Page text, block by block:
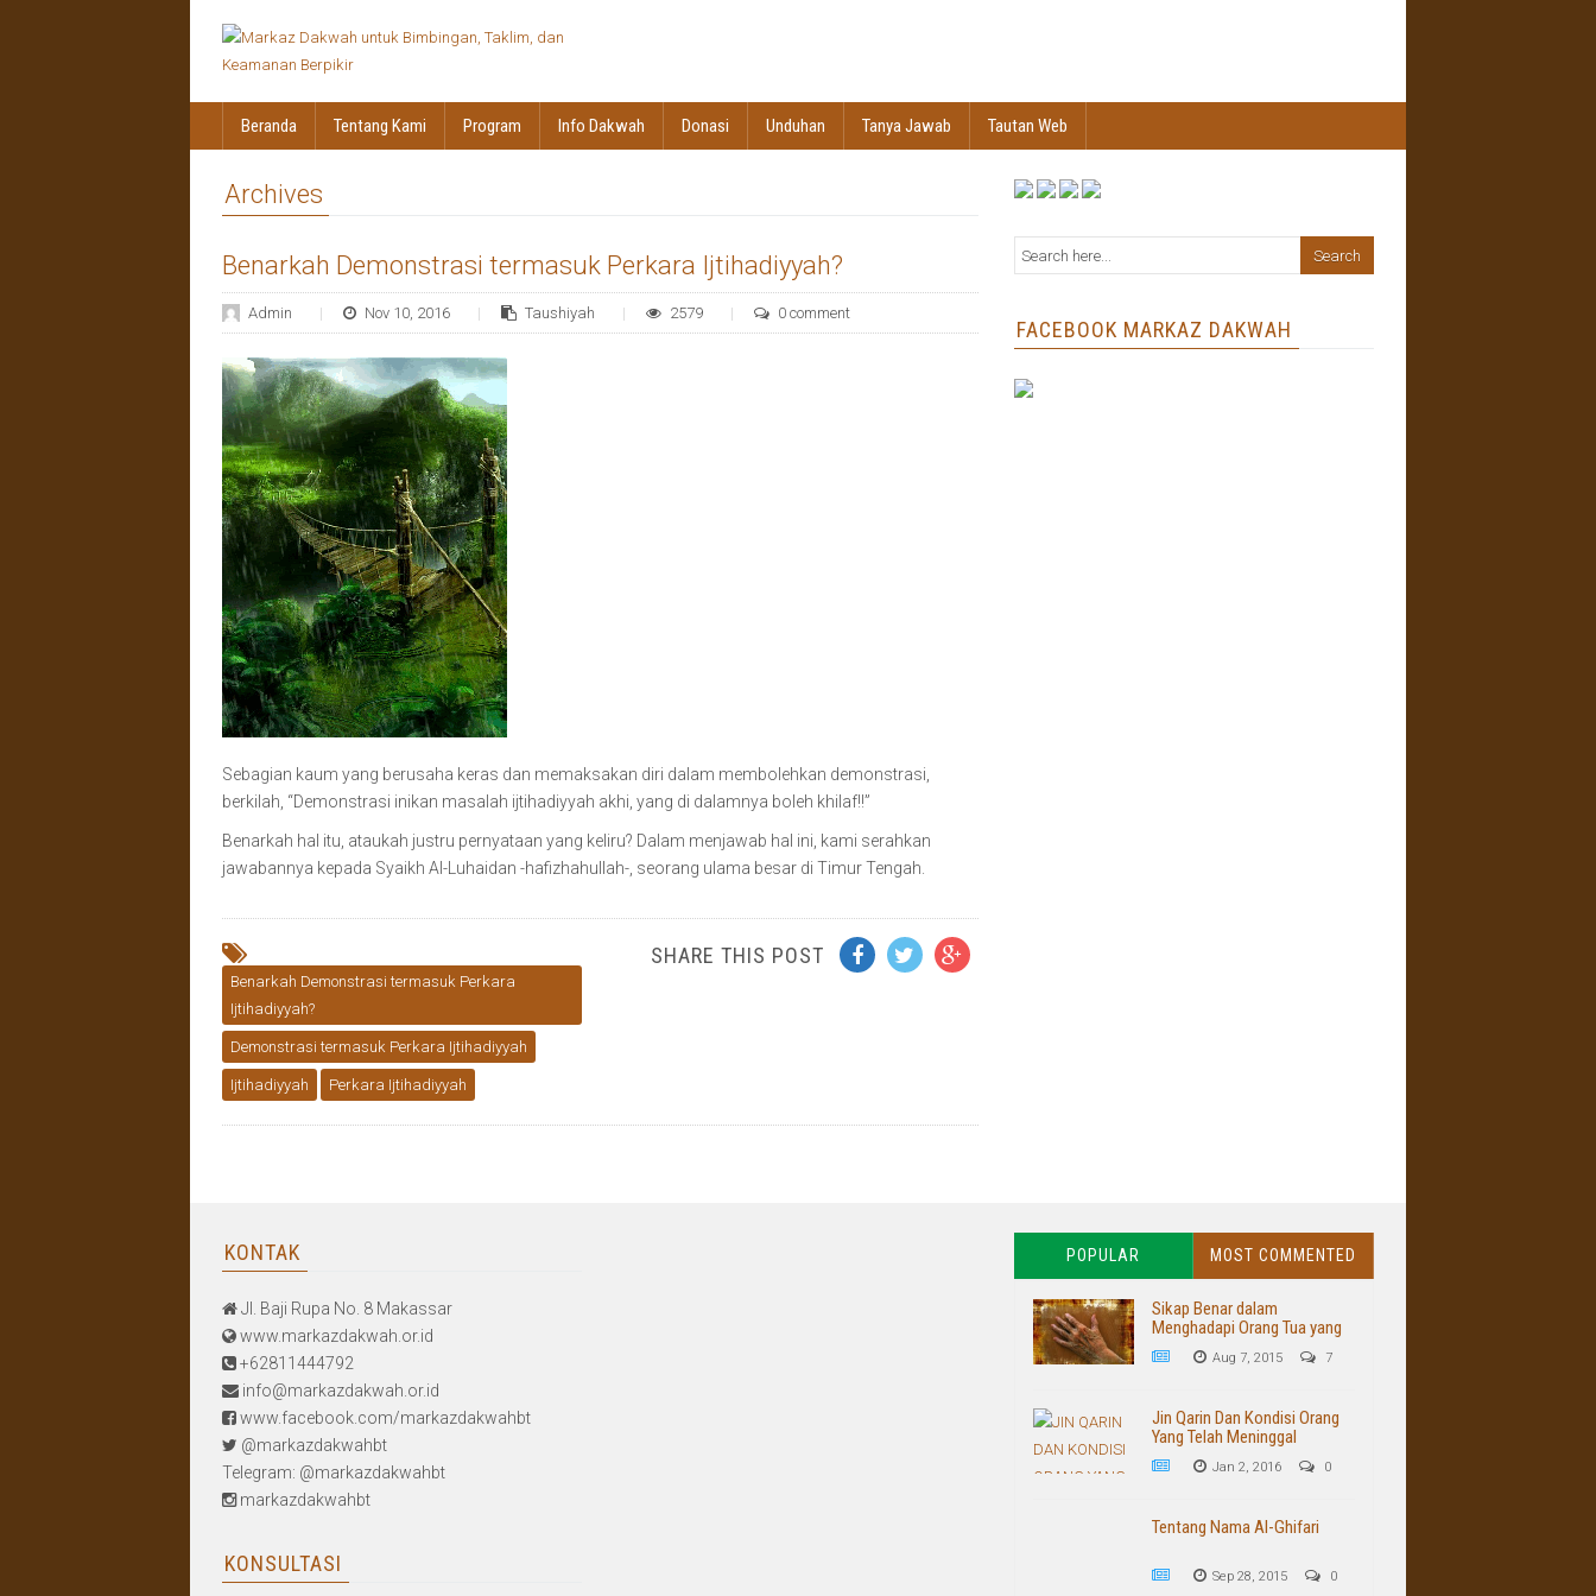
Beranda Tentang Kami Program Info Dakwah Donasi Unduhan Tanya Jawab Tautan Web
Archives
Benarkah Demonstrasi termasuk Perkara Ijtihadiyyah?
Admin Nov 10, 2016 Taushiyah 2579 0 comment
Sebagian kaum yang berusaha keras dan memaksakan diri dalam membolehkan demonstrasi,
berkilah, “Demonstrasi inikan masalah ijtihadiyyah akhi, yang di dalamnya boleh khilaf!!”
Benarkah hal itu, ataukah justru pernyataan yang keliru? Dalam menjawab hal ini, kami serahkan
jawabannya kepada Syaikh Al-Luhaidan -hafizhahullah-, seorang ulama besar di Timur Tengah.
Benarkah Demonstrasi termasuk Perkara
Ijtihadiyyah?
Demonstrasi termasuk Perkara Ijtihadiyyah
Ijtihadiyyah Perkara Ijtihadiyyah
SHARE THIS POST
FACEBOOK MARKAZ DAKWAH
KONTAK
Jl. Baji Rupa No. 8 Makassar
www.markazdakwah.or.id
+62811444792
info@markazdakwah.or.id
www.facebook.com/markazdakwahbt
@markazdakwahbt
Telegram: @markazdakwahbt
markazdakwahbt
KONSULTASI
POPULAR MOST COMMENTED
Sikap Benar dalam
Menghadapi Orang Tua yang
Buruk dan Kasar
Aug 7, 2015 7
Jin Qarin Dan Kondisi Orang
Yang Telah Meninggal
Jan 2, 2016 0
Tentang Nama Al-Ghifari
Sep 28, 2015 0